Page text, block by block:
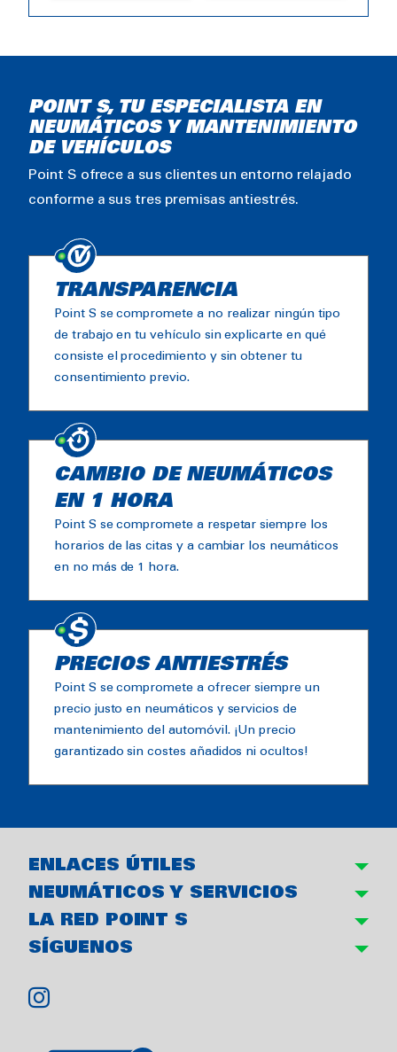
POINT S, TU ESPECIALISTA EN
NEUMÁTICOS Y MANTENIMIENTO
DE VEHÍCULOS
Point S ofrece a sus clientes un entorno relajado
conforme a sus tres premisas antiestrés.
TRANSPARENCIA
Point S se compromete a no realizar ningún tipo
de trabajo en tu vehículo sin explicarte en qué
consiste el procedimiento y sin obtener tu
consentimiento previo.
CAMBIO DE NEUMÁTICOS
EN 1 HORA
Point S se compromete a respetar siempre los
horarios de las citas y a cambiar los neumáticos
en no más de 1 hora.
PRECIOS ANTIESTRÉS
Point S se compromete a ofrecer siempre un
precio justo en neumáticos y servicios de
mantenimiento del automóvil. ¡Un precio
garantizado sin costes añadidos ni ocultos!
ENLACES ÚTILES
NEUMÁTICOS Y SERVICIOS
LA RED POINT S
SÍGUENOS